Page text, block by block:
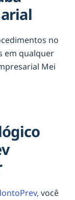
no
em qualquer
Mei
você